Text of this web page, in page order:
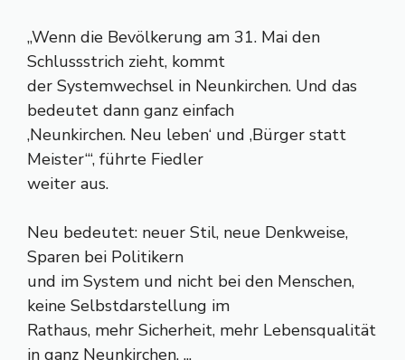
„Wenn die Bevölkerung am 31. Mai den
Schlussstrich zieht, kommt
der Systemwechsel in Neunkirchen. Und das
bedeutet dann ganz einfach
‚Neunkirchen. Neu leben‘ und ‚Bürger statt
Meister‘“, führte Fiedler
weiter aus.
Neu bedeutet: neuer Stil, neue Denkweise,
Sparen bei Politikern
und im System und nicht bei den Menschen,
keine Selbstdarstellung im
Rathaus, mehr Sicherheit, mehr Lebensqualität
in ganz Neunkirchen. „‚